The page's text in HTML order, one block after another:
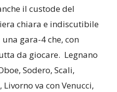
il custode del
chiara e indiscutibile
gara-4 che, con
da giocare. Legnano
Sodero, Scali,
va con Venucci,